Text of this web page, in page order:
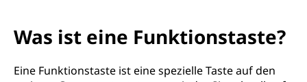
Was ist eine Funktionstaste?
Eine Funktionstaste ist eine spezielle Taste auf den